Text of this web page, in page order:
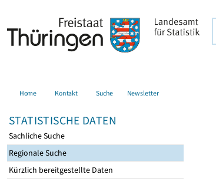
Home Kontakt Suche Newsletter
STATISTISCHE DATEN
Sachliche Suche
Regionale Suche
Kürzlich bereitgestellte Daten